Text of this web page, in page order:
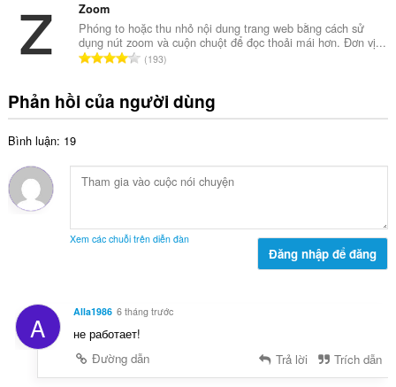
side
data.
g
:p
h
ạ
g
:
g
s
ố
ế
p
n
g
Zoom
Phóng to hoặc thu nhỏ nội dung trang web bằng cách sử
dụng nút zoom và cuộn chuột để đọc thoải mái hơn. Đơn vị...
T
g
x
ế
ạ
193
Phản hồi của người dùng
Bình luận: 19
Xem các chuỗi trên diễn đàn
Đăng nhập để đăng
A Alla1986 6 tháng trước
не работает!
Đường dẫn
Trả lời Trích dẫn